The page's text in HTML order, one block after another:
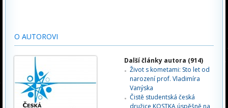
O AUTOROVI
Další články autora (914)
Život s kometami: Sto let od
narození prof. Vladimíra
Vanýska
Čistě studentská česká
družice KOSTKA úspěšně na